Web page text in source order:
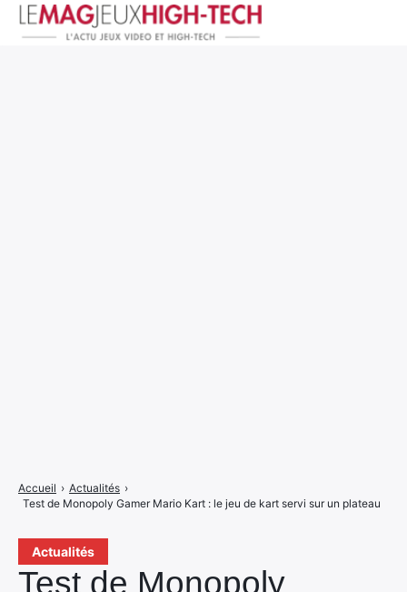
Actualités
Test de Monopoly
Accueil › Actualités ›
Test de Monopoly Gamer Mario Kart : le jeu de kart servi sur un plateau